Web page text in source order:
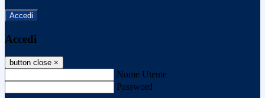
Accedi
Accedi
button close ×
Nome Utente
Password